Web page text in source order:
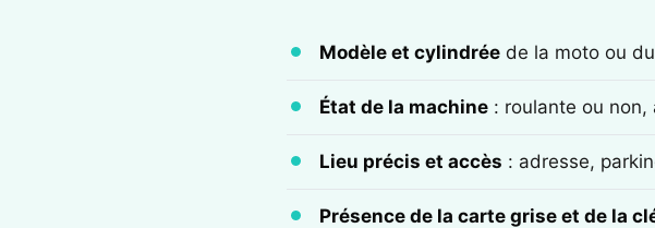
Modèle et cylindréede la moto ou
État de la machine: roulante ou non,
Lieu précis et accès : adresse,
Présence de la carte grise et de la